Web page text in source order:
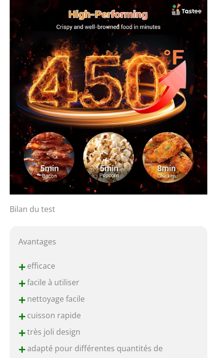
Bilan du test
Avantages
+efficace
+facile à utiliser
+nettoyage facile
+cuisson rapide
+très joli design
+adapté pour différentes quantités de